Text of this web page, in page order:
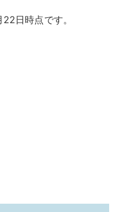
日時点です。